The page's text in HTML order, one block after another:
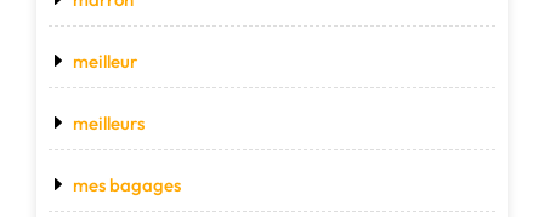
meilleur
meilleurs
mes bagages